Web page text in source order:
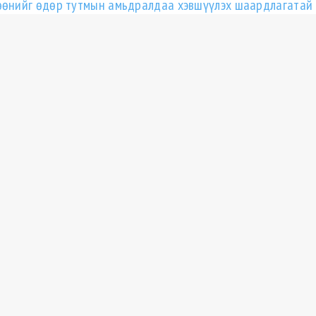
өдөр тутмын амьдралдаа хэвшүүлэх